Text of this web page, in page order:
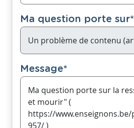
Ma question porte sur*
Message*